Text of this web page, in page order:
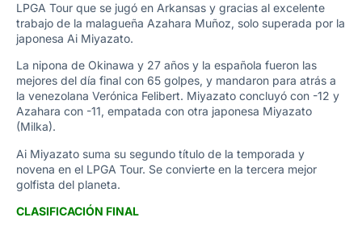
LPGA Tour que se jugó en Arkansas y gracias al excelente
trabajo de la malagueña Azahara Muñoz, solo superada por la
japonesa Ai Miyazato.
La nipona de Okinawa y 27 años y la española fueron las
mejores del día final con 65 golpes, y mandaron para atrás a
la venezolana Verónica Felibert. Miyazato concluyó con -12 y
Azahara con -11, empatada con otra japonesa Miyazato
(Milka).
Ai Miyazato suma su segundo título de la temporada y
novena en el LPGA Tour. Se convierte en la tercera mejor
golfista del planeta.
CLASIFICACIÓN FINAL